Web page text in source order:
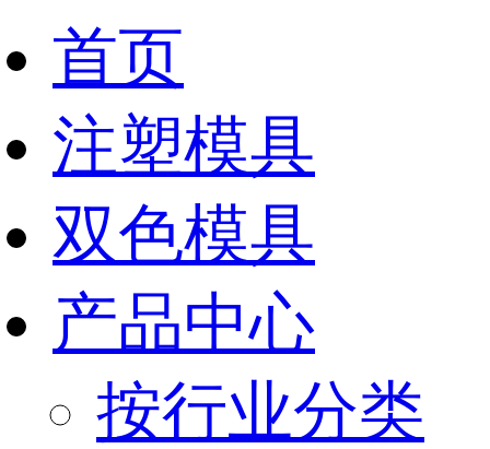
首页
注塑模具
双色模具
产品中心
按行业分类